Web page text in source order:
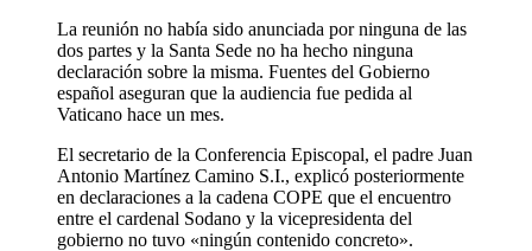
La reunión no había sido anunciada por ninguna de las
dos partes y la Santa Sede no ha hecho ninguna
declaración sobre la misma. Fuentes del Gobierno
español aseguran que la audiencia fue pedida al
Vaticano hace un mes.
El secretario de la Conferencia Episcopal, el padre Juan
Antonio Martínez Camino S.I., explicó posteriormente
en declaraciones a la cadena COPE que el encuentro
entre el cardenal Sodano y la vicepresidenta del
gobierno no tuvo «ningún contenido concreto».